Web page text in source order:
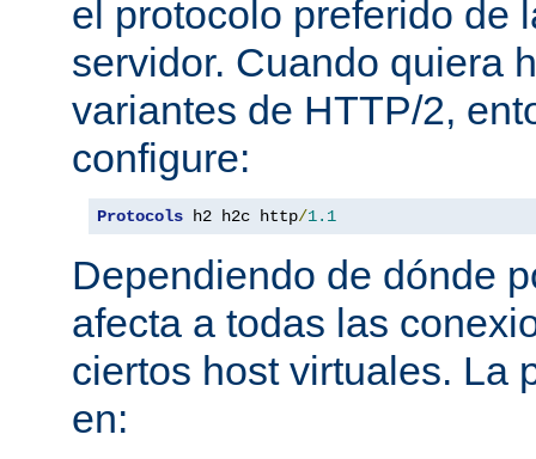
el protocolo preferido de
servidor. Cuando quiera
variantes de HTTP/2,
configure:
Protocols h2 h2c http/1.1
Dependiendo de dónde
afecta a todas las
ciertos host virtuales. La
en: